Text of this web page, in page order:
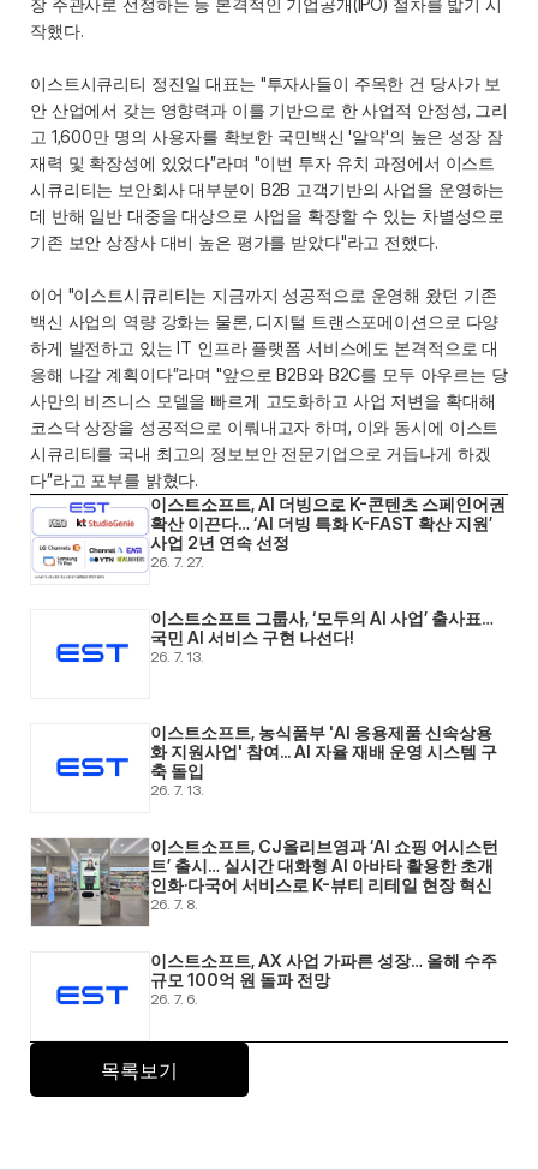
장 주관사로 선정하는 등 본격적인 기업공개(IPO) 절차를 밟기 시
작했다.
이스트시큐리티 정진일 대표는 "투자사들이 주목한 건 당사가 보
안 산업에서 갖는 영향력과 이를 기반으로 한 사업적 안정성, 그리
고 1,600만 명의 사용자를 확보한 국민백신 '알약'의 높은 성장 잠
재력 및 확장성에 있었다”라며 "이번 투자 유치 과정에서 이스트
시큐리티는 보안회사 대부분이 B2B 고객기반의 사업을 운영하는
데 반해 일반 대중을 대상으로 사업을 확장할 수 있는 차별성으로
기존 보안 상장사 대비 높은 평가를 받았다"라고 전했다.
이어 "이스트시큐리티는 지금까지 성공적으로 운영해 왔던 기존
백신 사업의 역량 강화는 물론, 디지털 트랜스포메이션으로 다양
하게 발전하고 있는 IT 인프라 플랫폼 서비스에도 본격적으로 대
응해 나갈 계획이다”라며 "앞으로 B2B와 B2C를 모두 아우르는 당
사만의 비즈니스 모델을 빠르게 고도화하고 사업 저변을 확대해
코스닥 상장을 성공적으로 이뤄내고자 하며, 이와 동시에 이스트
시큐리티를 국내 최고의 정보보안 전문기업으로 거듭나게 하겠
다”라고 포부를 밝혔다.
이스트소프트, AI 더빙으로 K-콘텐츠 스페인어권
확산 이끈다… ‘AI 더빙 특화 K-FAST 확산 지원’
사업 2년 연속 선정
26. 7. 27.
이스트소프트 그룹사, ‘모두의 AI 사업’ 출사표…
국민 AI 서비스 구현 나선다!
26. 7. 13.
이스트소프트, 농식품부 'AI 응용제품 신속상용
화 지원사업' 참여... AI 자율 재배 운영 시스템 구
축 돌입
26. 7. 13.
이스트소프트, CJ올리브영과 ‘AI 쇼핑 어시스턴
트’ 출시… 실시간 대화형 AI 아바타 활용한 초개
인화·다국어 서비스로 K-뷰티 리테일 현장 혁신
26. 7. 8.
이스트소프트, AX 사업 가파른 성장… 올해 수주
규모 100억 원 돌파 전망
26. 7. 6.
목록보기